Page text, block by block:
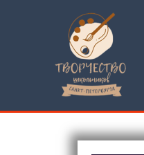
содержимому